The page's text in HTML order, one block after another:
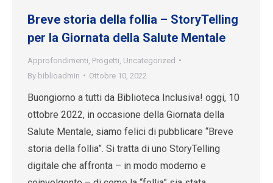
Breve storia della follia – StoryTelling
per la Giornata della Salute Mentale
Approfondimenti Progetti Uncategorized
By biblioadmin Ottobre 10, 2022
Buongiorno a tutti da Biblioteca Inclusiva! oggi, 10
ottobre 2022, in occasione della Giornata della
Salute Mentale, siamo felici di pubblicare “Breve
storia della follia”. Si tratta di uno StoryTelling
digitale che affronta – in modo moderno e